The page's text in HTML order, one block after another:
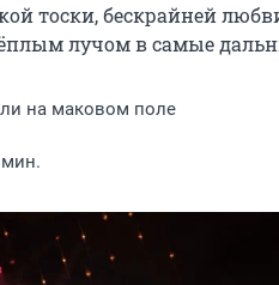
тоски, бескрайней
лучом в самые
на маковом поле